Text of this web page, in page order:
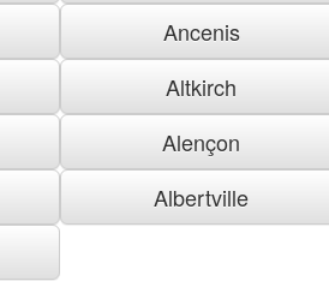
Ancenis
Altkirch
Alençon
Albertville